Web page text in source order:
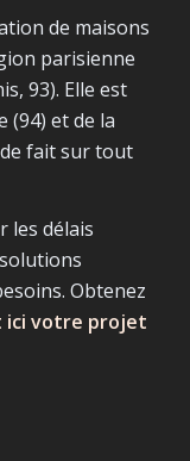
de maisons
parisienne
93). Elle est
(94) et de la
fait sur tout
les délais
Obtenez
ici votre projet